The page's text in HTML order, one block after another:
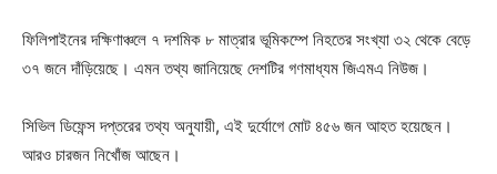
ফিলিপাইনের দক্ষিণাঞ্চলে ৭ দশমিক ৮ মাত্রার ভূমিকম্পে নিহতের সংখ্যা ৩২ থেকে বেড়ে
৩৭ জনে দাঁড়িয়েছে। এমন তথ্য জানিয়েছে দেশটির গণমাধ্যম জিএমএ নিউজ।
সিভিল ডিফেন্স দপ্তরের তথ্য অনুযায়ী, এই দুর্যোগে মোট ৪৫৬ জন আহত হয়েছেন।
আরও চারজন নিখোঁজ আছেন।